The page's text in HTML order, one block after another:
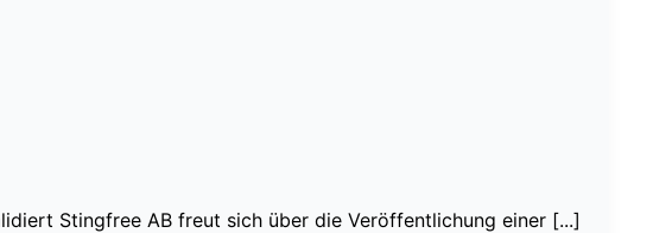
Stingfree AB freut sich über die Veröffentlichung einer [...]